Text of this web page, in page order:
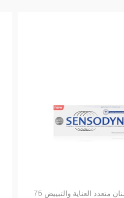
سينسوداين معجون أسنان متعدد العناية والتبييض 75